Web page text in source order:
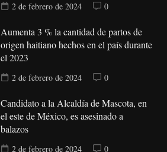
2 de febrero de 2024 0
Aumenta 3 % la cantidad de partos de
origen haitiano hechos en el país durante
el 2023
2 de febrero de 2024 0
Candidato a la Alcaldía de Mascota, en
el este de México, es asesinado a
balazos
2 de febrero de 2024 0